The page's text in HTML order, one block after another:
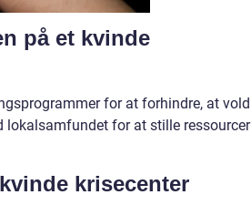
på et kvinde
for at forhindre, at vold
lokalsamfundet for at stille ressourcer
krisecenter